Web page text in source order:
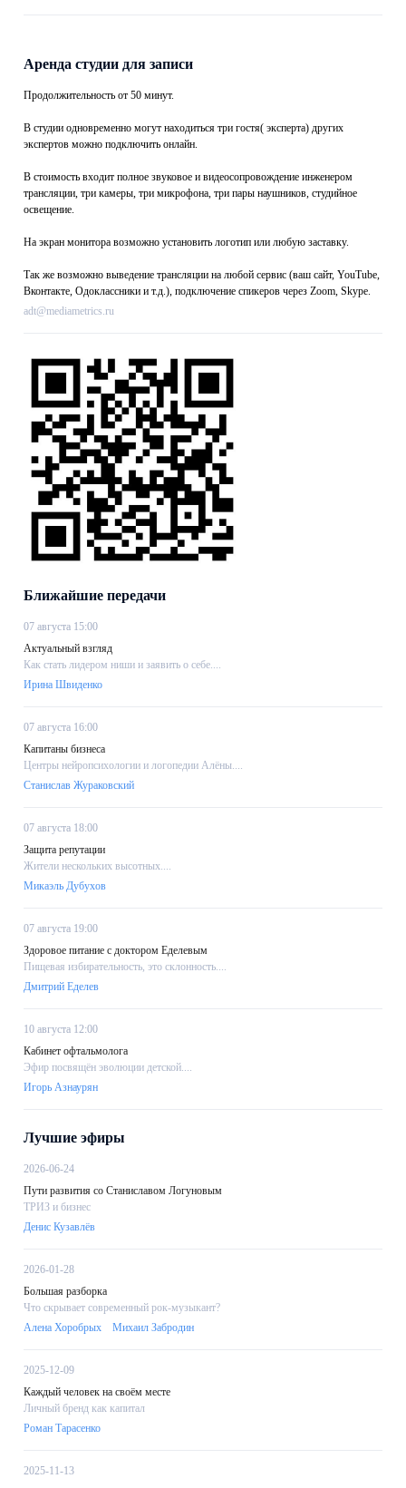
Аренда студии для записи
Продолжительность от 50 минут.
В студии одновременно могут находиться три гостя( эксперта) других
экспертов можно подключить онлайн.
В стоимость входит полное звуковое и видеосопровождение инженером
трансляции, три камеры, три микрофона, три пары наушников, студийное
освещение.
На экран монитора возможно установить логотип или любую заставку.
Так же возможно выведение трансляции на любой сервис (ваш сайт, YouTube,
Вконтакте, Одоклассники и т.д.), подключение спикеров через Zoom, Skype.
adt@mediametrics.ru
Ближайшие передачи
07 августа 15:00
Актуальный взгляд
Как стать лидером ниши и заявить о себе....
Ирина Швиденко
07 августа 16:00
Капитаны бизнеса
Центры нейропсихологии и логопедии Алёны....
Станислав Жураковский
07 августа 18:00
Защита репутации
Жители нескольких высотных....
Микаэль Дубухов
07 августа 19:00
Здоровое питание с доктором Еделевым
Пищевая избирательность, это склонность....
Дмитрий Еделев
10 августа 12:00
Кабинет офтальмолога
Эфир посвящён эволюции детской....
Игорь Азнаурян
Лучшие эфиры
2026-06-24
Пути развития со Станиславом Логуновым
ТРИЗ и бизнес
Денис Кузавлёв
2026-01-28
Большая разборка
Что скрывает современный рок-музыкант?
Алена Хоробрых
Михаил Забродин
2025-12-09
Каждый человек на своём месте
Личный бренд как капитал
Роман Тарасенко
2025-11-13